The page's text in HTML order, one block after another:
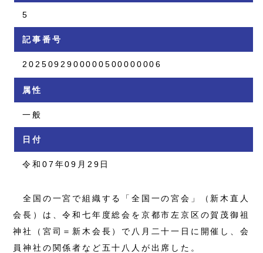
5
記事番号
2025092900000500000006
属性
一般
日付
令和07年09月29日
全国の一宮で組織する「全国一の宮会」（新木直人
会長）は、令和七年度総会を京都市左京区の賀茂御祖
神社（宮司＝新木会長）で八月二十一日に開催し、会
員神社の関係者など五十八人が出席した。